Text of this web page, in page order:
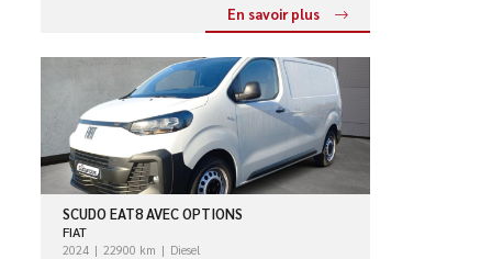
En savoir plus
SCUDO EAT8 AVEC OPTIONS
FIAT
2024 22900 km
Diesel